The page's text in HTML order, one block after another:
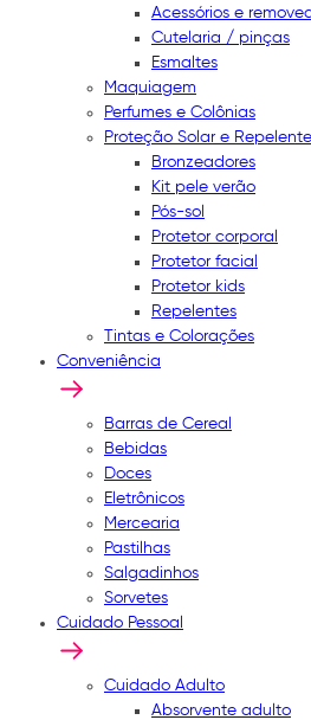
Acessórios e
Cutelaria / pinças
Esmaltes
Maquiagem
Perfumes e Colônias
Proteção Solar e
Bronzeadores
Kit pele verão
Pós-sol
Protetor corporal
Protetor facial
Protetor kids
Repelentes
Tintas e Colorações
Conveniência
Barras de Cereal
Bebidas
Doces
Eletrônicos
Mercearia
Pastilhas
Salgadinhos
Sorvetes
Cuidado Pessoal
Cuidado Adulto
Absorvente adulto